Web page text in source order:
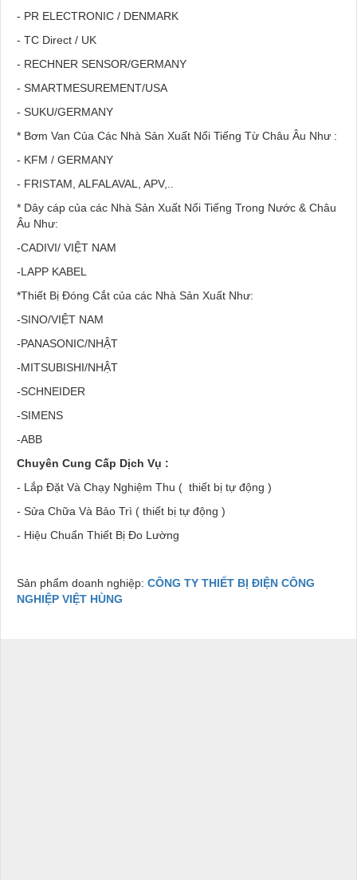
- PR ELECTRONIC / DENMARK
- TC Direct / UK
- RECHNER SENSOR/GERMANY
- SMARTMESUREMENT/USA
- SUKU/GERMANY
* Bơm Van Của Các Nhà Sản Xuất Nổi Tiếng Từ Châu Âu Như :
- KFM / GERMANY
- FRISTAM, ALFALAVAL, APV,..
* Dây cáp của các Nhà Sản Xuất Nổi Tiếng Trong Nước & Châu
Âu Như:
-CADIVI/ VIỆT NAM
-LAPP KABEL
*Thiết Bị Đóng Cắt của các Nhà Sản Xuất Như:
-SINO/VIỆT NAM
-PANASONIC/NHẬT
-MITSUBISHI/NHẬT
-SCHNEIDER
-SIMENS
-ABB
Chuyên Cung Cấp Dịch Vụ :
- Lắp Đặt Và Chạy Nghiệm Thu ( thiết bị tự động )
- Sửa Chữa Và Bảo Trì ( thiết bị tự động )
- Hiệu Chuẩn Thiết Bị Đo Lường
Sản phẩm doanh nghiệp: CÔNG TY THIẾT BỊ ĐIỆN CÔNG
NGHIỆP VIỆT HÙNG